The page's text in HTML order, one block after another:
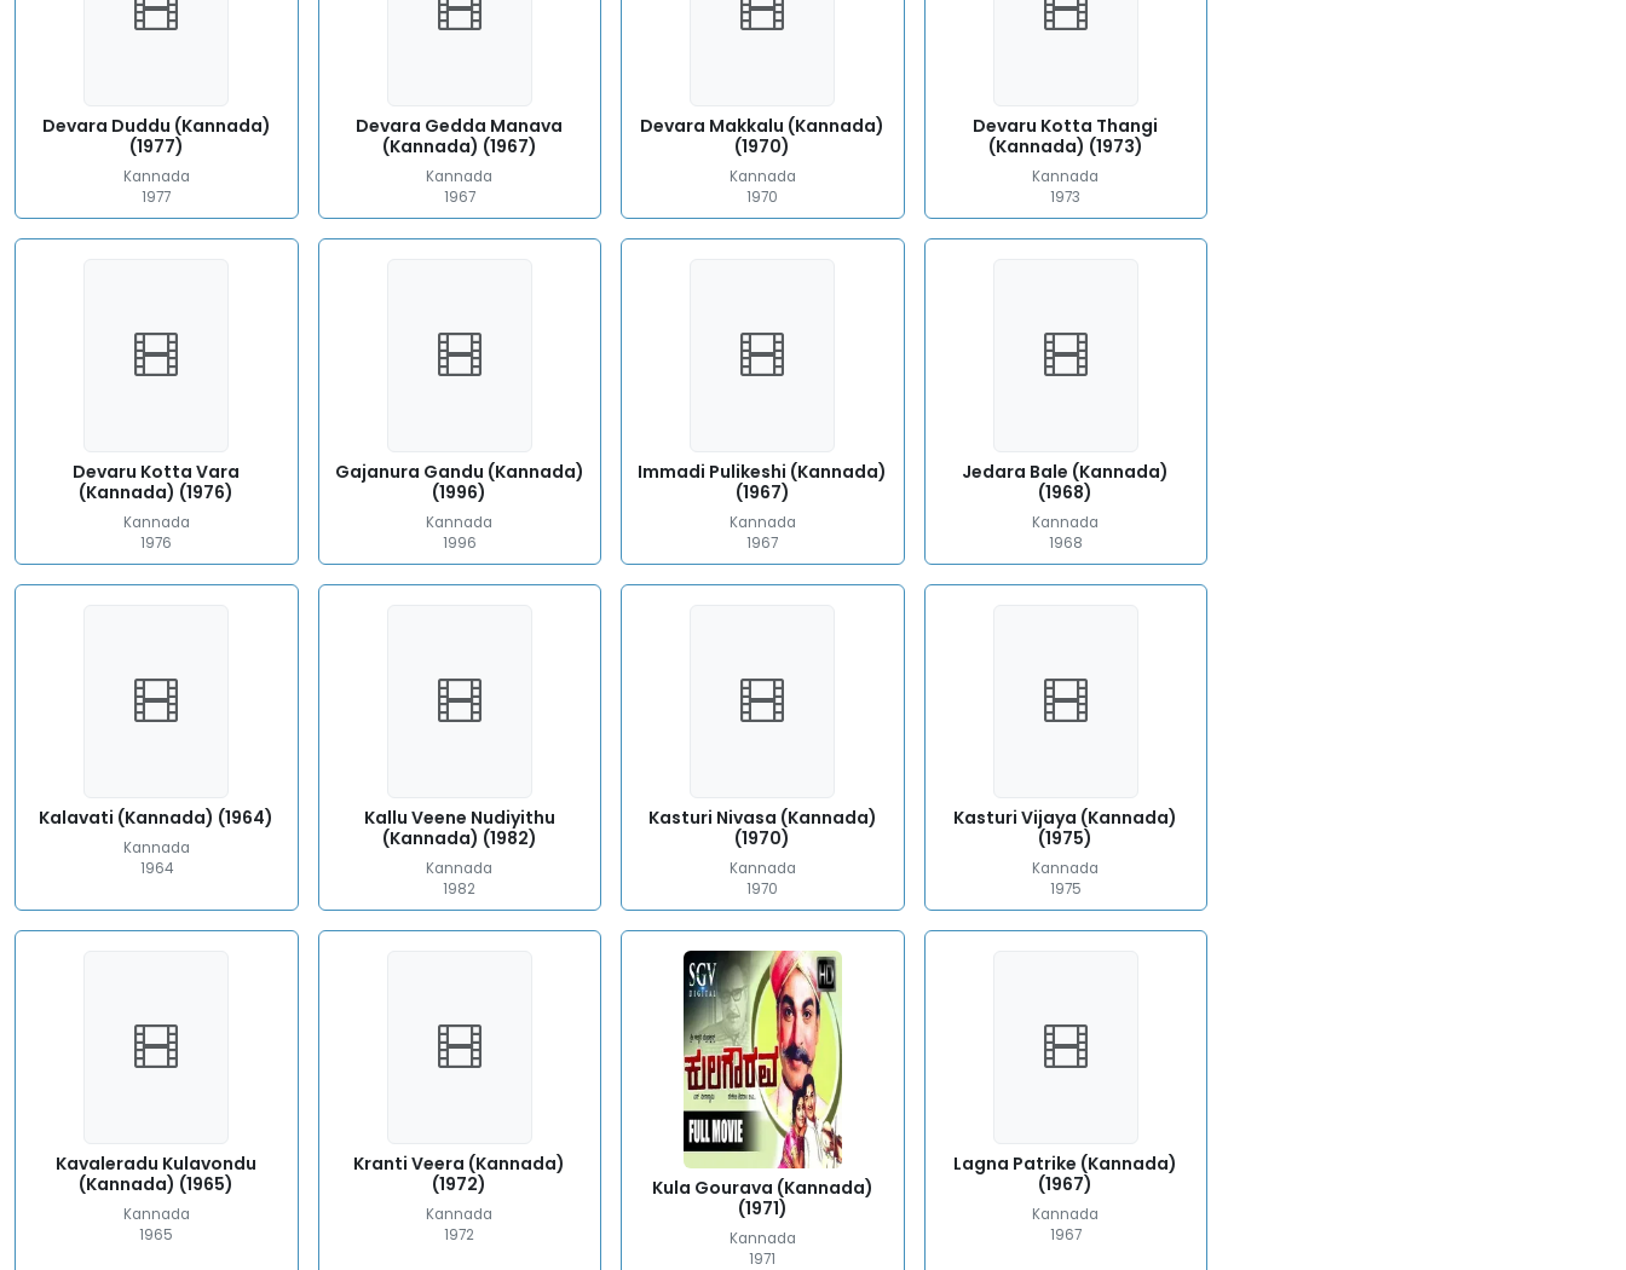
Devara Duddu (Kannada)
(1977)
Kannada
1977
Devara Gedda Manava
(Kannada) (1967)
Kannada
1967
Devara Makkalu (Kannada)
(1970)
Kannada
1970
Devaru Kotta Thangi
(Kannada) (1973)
Kannada
1973
Devaru Kotta Vara
(Kannada) (1976)
Kannada
1976
Gajanura Gandu (Kannada)
(1996)
Kannada
1996
Immadi Pulikeshi (Kannada)
(1967)
Kannada
1967
Jedara Bale (Kannada)
(1968)
Kannada
1968
Kalavati (Kannada) (1964)
Kannada
1964
Kallu Veene Nudiyithu
(Kannada) (1982)
Kannada
1982
Kasturi Nivasa (Kannada)
(1970)
Kannada
1970
Kasturi Vijaya (Kannada)
(1975)
Kannada
1975
Kavaleradu Kulavondu
(Kannada) (1965)
Kannada
1965
Kranti Veera (Kannada)
(1972)
Kannada
1972
Kula Gourava (Kannada)
(1971)
Kannada
1971
Lagna Patrike (Kannada)
(1967)
Kannada
1967